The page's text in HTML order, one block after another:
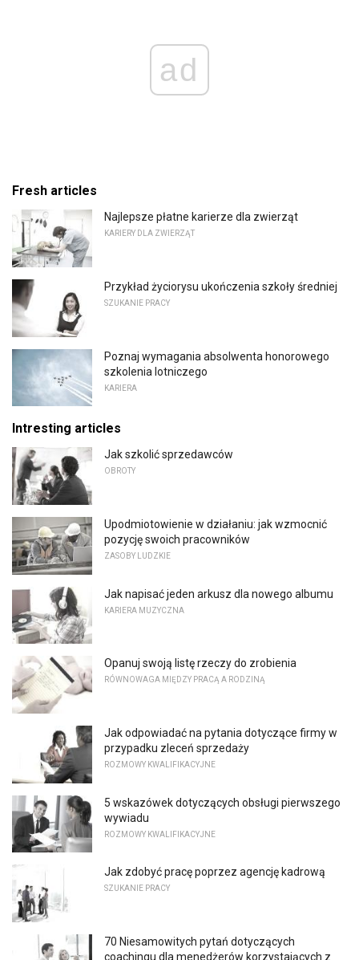
ad
Fresh articles
Najlepsze płatne karierze dla zwierząt
KARIERY DLA ZWIERZĄT
Przykład życiorysu ukończenia szkoły średniej
SZUKANIE PRACY
Poznaj wymagania absolwenta honorowego
szkolenia lotniczego
KARIERA
Intresting articles
Jak szkolić sprzedawców
OBROTY
Upodmiotowienie w działaniu: jak wzmocnić
pozycję swoich pracowników
ZASOBY LUDZKIE
Jak napisać jeden arkusz dla nowego albumu
KARIERA MUZYCZNA
Opanuj swoją listę rzeczy do zrobienia
RÓWNOWAGA MIĘDZY PRACĄ A RODZINĄ
Jak odpowiadać na pytania dotyczące firmy w
przypadku zleceń sprzedaży
ROZMOWY KWALIFIKACYJNE
5 wskazówek dotyczących obsługi pierwszego
wywiadu
ROZMOWY KWALIFIKACYJNE
Jak zdobyć pracę poprzez agencję kadrową
SZUKANIE PRACY
70 Niesamowitych pytań dotyczących
coachingu dla menedżerów korzystających z